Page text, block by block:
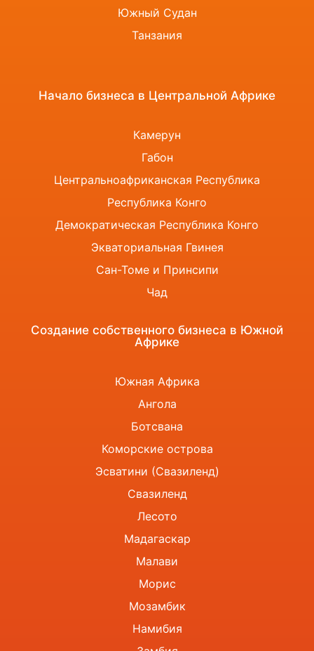
Южный Судан
Танзания
Начало бизнеса в Центральной Африке
Камерун
Габон
Центральноафриканская Республика
Республика Конго
Демократическая Республика Конго
Экваториальная Гвинея
Сан-Томе и Принсипи
Чад
Создание собственного бизнеса в Южной
Африке
Южная Африка
Ангола
Ботсвана
Коморские острова
Эсватини (Свазиленд)
Свазиленд
Лесото
Мадагаскар
Малави
Морис
Мозамбик
Намибия